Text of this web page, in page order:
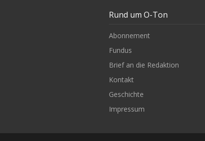
Rund um O-Ton
Abonnement
Fundus
Brief an die Redaktion
Kontakt
Geschichte
Impressum